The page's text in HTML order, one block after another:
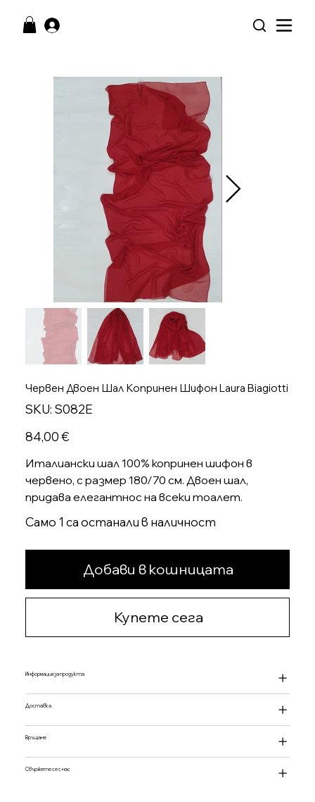
Червен Двоен Шал Копринен Шифон Laura Biagiotti
SKU: SKU
S082E
S082E
Цена
84,00 €
Италиански шал 100% копринен шифон в
червено, с размер 180/70 см. Двоен шал,
придава елегантнос на всеки тоалет.
Само 1 са останали в наличност
Добави в кошницата
Купете сега
Информация за продукта
Доставка
Връщане
Свържете се с нас